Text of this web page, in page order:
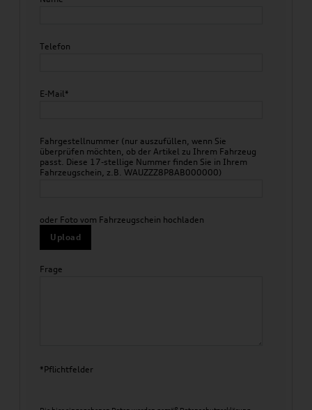
Telefon
E-Mail*
Fahrgestellnummer (nur auszufüllen, wenn Sie
überprüfen möchten, ob der Artikel zu Ihrem Fahrzeug
passt. Diese 17-stellige Nummer finden Sie in Ihrem
Fahrzeugschein, z.B. WAUZZZ8P8AB000000)
oder Foto vom Fahrzeugschein hochladen
Upload
Frage
*Pflichtfelder